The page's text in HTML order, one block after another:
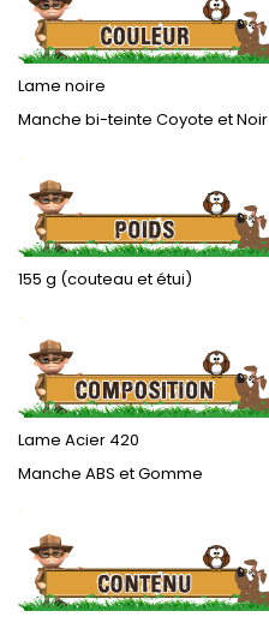
Lame noire
Manche bi-teinte Coyote et Noir
.
155 g (couteau et étui)
.
Lame Acier 420
Manche ABS et Gomme
.